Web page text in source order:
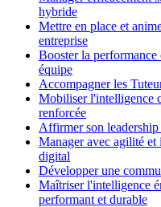
hybride
Mettre en place et
entreprise
Booster la performance
équipe
Accompagner les
Mobiliser l'intelligence
renforcée
Affirmer son
Manager avec agilité
digital
Développer une
Maîtriser l'intelligence
performant et durable